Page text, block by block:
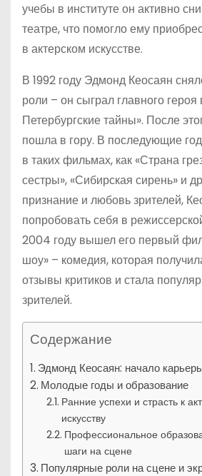
учебы в институте он активно
театре, что помогло ему
в актерском искусстве.
В 1992 году Эдмонд Кеосаян
роли – он сыграл главного
Петербургские тайны». После
пошла в гору. В последующие
в таких фильмах, как «Страна
сестры», «Сибирская сирень» и
признание и любовь зрителей,
попробовать себя в
2004 году вышел его первый
шоу» – комедия, которая
отзывы критиков и стала
зрителей.
Содержание
Эдмонд Кеосаян: начало
Молодые годы и образование
Ранние успехи и страсть к
искусству
Профессиональное
шаги на сцене
Популярные роли на сцене и